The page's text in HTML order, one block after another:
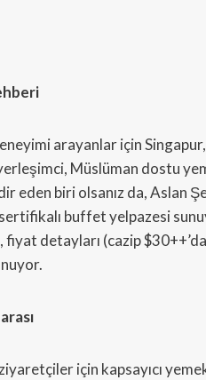
arayanlar için
Müslüman dostu
eden biri olsanız da, Aslan
buffet yelpazesi
detayları (cazip
için kapsayıcı